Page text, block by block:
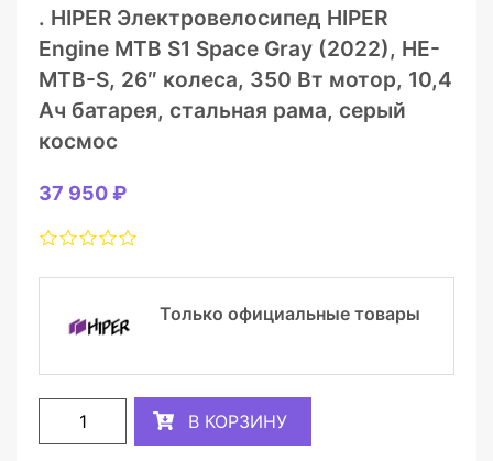
. HIPER Электровелосипед HIPER
Engine MTB S1 Space Gray (2022), HE-
MTB-S, 26″ колеса, 350 Вт мотор, 10,4
Ач батарея, стальная рама, cерый
космос
37 950 ₽
Только официальные товары
В КОРЗИНУ